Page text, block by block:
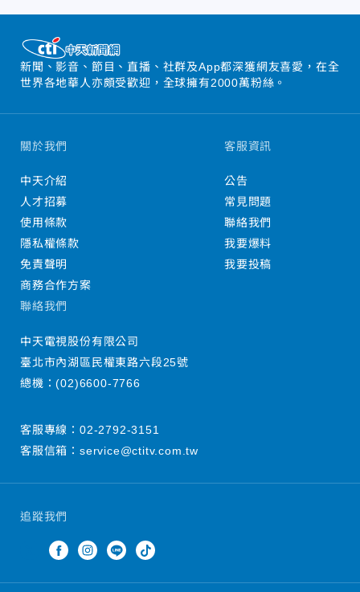
新聞、影音、節目、直播、社群及App都深獲網友喜愛，在全
世界各地華人亦頗受歡迎，全球擁有2000萬粉絲。
追蹤我們
關於我們
中天介紹
人才招募
使用條款
隱私權條款
免責聲明
商務合作方案
客服資訊
公告
常見問題
聯絡我們
我要爆料
我要投稿
聯絡我們
中天電視股份有限公司
臺北市內湖區民權東路六段25號
總機：(02)6600-7766
客服專線： 02-2792-3151
客服信箱： service@ctitv.com.tw